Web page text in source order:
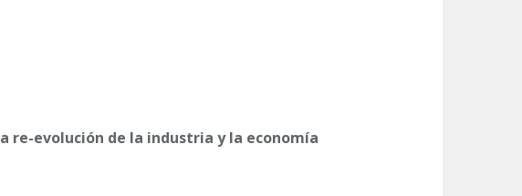
re-evolución de la industria y la economía